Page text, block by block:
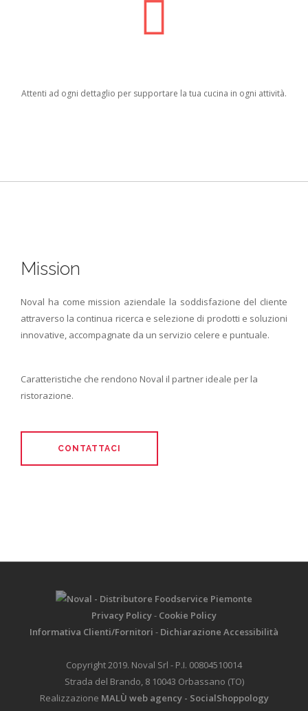
Attenti ad ogni dettaglio per supportare la tua cucina in ogni attività.
Mission
Noval ha come mission aziendale la soddisfazione del cliente
attraverso la continua ricerca e selezione di prodotti e soluzioni
innovative, accompagnate da un servizio celere e puntuale.
Caratteristiche che rendono Noval il partner ideale per la
ristorazione.
CONTATTACI
Privacy Policy- Cookie Policy
Informativa Clienti/Fornitori - Dichiarazione Accessibilità
Copyright 2019. Noval Srl - P.I. 00804510014
Strada del Brando, 8 10043 Orbassano (TO)
Realizzazione MALÙ web agency - SocialShoppology